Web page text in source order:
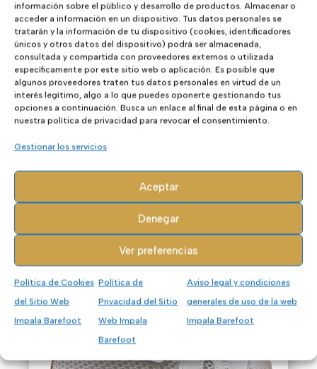
información sobre el público y desarrollo de productos. Almacenar o
acceder a información en un dispositivo. Tus datos personales se
tratarán y la información de tu dispositivo (cookies, identificadores
únicos y otros datos del dispositivo) podrá ser almacenada,
consultada y compartida con proveedores externos o utilizada
específicamente por este sitio web o aplicación. Es posible que
algunos proveedores traten tus datos personales en virtud de un
interés legítimo, algo a lo que puedes oponerte gestionando tus
opciones a continuación. Busca un enlace al final de esta página o en
nuestra política de privacidad para revocar el consentimiento.
Gestionar los servicios
Aceptar
Denegar
Ver preferencias
Política de Cookies
del Sitio Web
Impala Barefoot
Política de
Privacidad del Sitio
Web Impala
Barefoot
Aviso legal y condiciones
generales de uso de la web
Impala Barefoot
BABY LOBITOS
42,00€ El
era:
42,00€.
21,00€El
21,00€.
31 32